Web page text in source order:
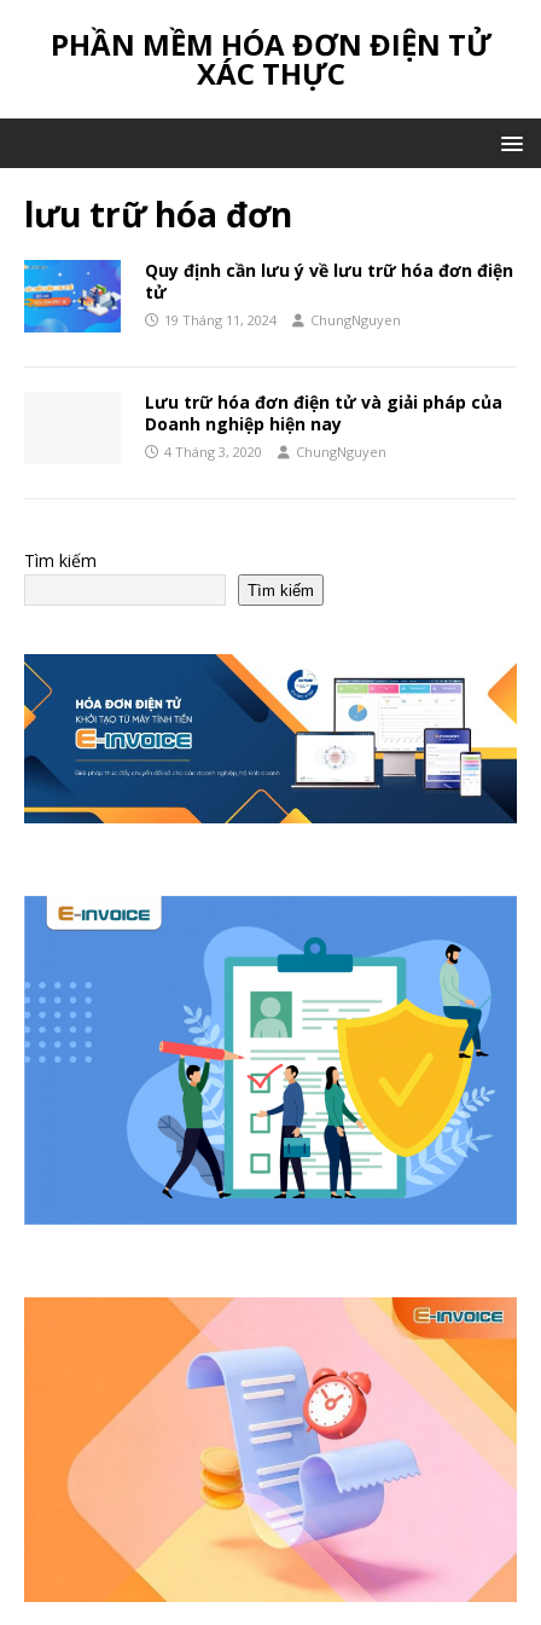
PHẦN MỀM HÓA ĐƠN ĐIỆN TỬ
XÁC THỰC
lưu trữ hóa đơn
Quy định cần lưu ý về lưu trữ hóa đơn điện
tử
19 Tháng 11, 2024 ChungNguyen
Lưu trữ hóa đơn điện tử và giải pháp của
Doanh nghiệp hiện nay
4 Tháng 3, 2020 ChungNguyen
Tìm kiếm
Tìm kiếm